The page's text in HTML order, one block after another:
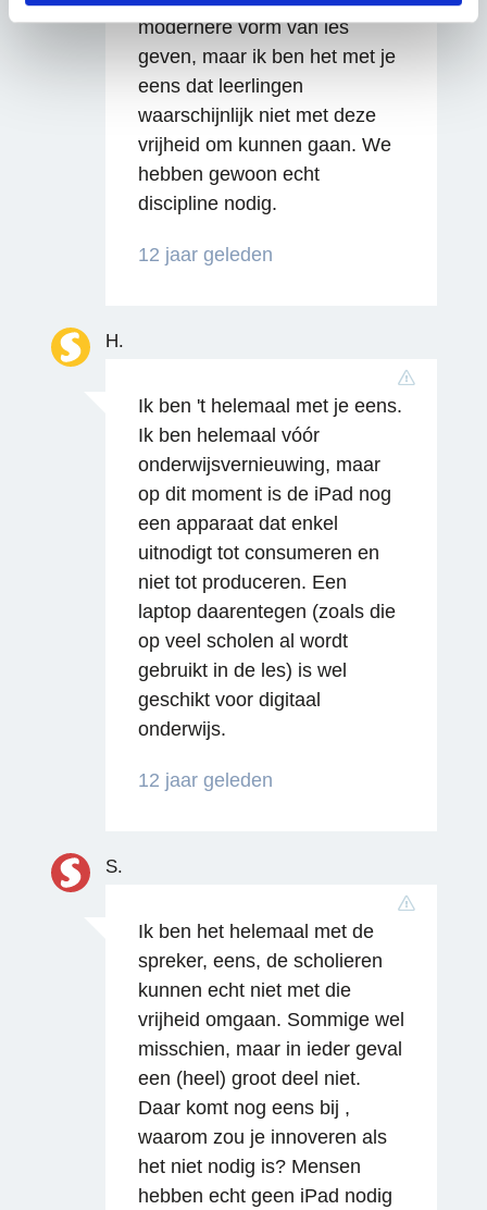
modernere vorm van les
geven, maar ik ben het met je
eens dat leerlingen
waarschijnlijk niet met deze
vrijheid om kunnen gaan. We
hebben gewoon echt
discipline nodig.
12 jaar geleden
Reageren
H.
Ik ben 't helemaal met je eens.
Ik ben helemaal vóór
onderwijsvernieuwing, maar
op dit moment is de iPad nog
een apparaat dat enkel
uitnodigt tot consumeren en
niet tot produceren. Een
laptop daarentegen (zoals die
op veel scholen al wordt
gebruikt in de les) is wel
geschikt voor digitaal
onderwijs.
12 jaar geleden
Reageren
S.
Ik ben het helemaal met de
spreker, eens, de scholieren
kunnen echt niet met die
vrijheid omgaan. Sommige wel
misschien, maar in ieder geval
een (heel) groot deel niet.
Daar komt nog eens bij ,
waarom zou je innoveren als
het niet nodig is? Mensen
hebben echt geen iPad nodig